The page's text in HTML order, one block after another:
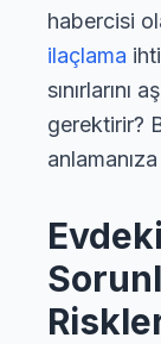
habercisi
ilaçlama
sınırlarını
gerektirir?